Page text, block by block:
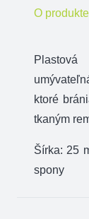
bezpečnostným
O produkte
ktoré
tkaným
Šírka: 25
spony